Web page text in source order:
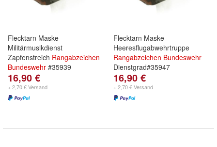
Flecktarn Maske
Militärmusikdienst
Zapfenstreich Rangabzeichen
Bundeswehr #35939
16,90 €
+ 2,70 € Versand
Flecktarn Maske
Heeresflugabwehrtruppe
Rangabzeichen Bundeswehr
Dienstgrad#35947
16,90 €
+ 2,70 € Versand